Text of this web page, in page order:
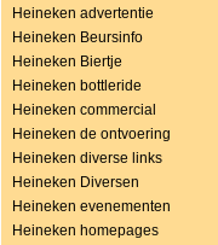
Heineken advertentie
Heineken Beursinfo
Heineken Biertje
Heineken bottleride
Heineken commercial
Heineken de ontvoering
Heineken diverse links
Heineken Diversen
Heineken evenementen
Heineken homepages